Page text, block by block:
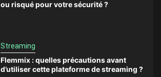
ou risqué pour votre sécurité ?
Streaming
Flemmix : quelles précautions avant
d’utiliser cette plateforme de streaming ?